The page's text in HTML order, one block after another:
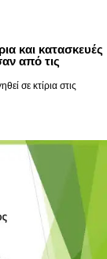
και κατασκευές
από τις
σε κτίρια στις